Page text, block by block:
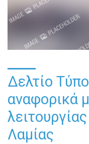
Δελτίο
αναφορικά
Λαμίας